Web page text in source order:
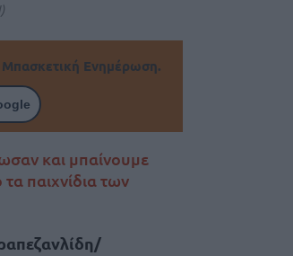
Ενημέρωση.
και μπαίνουμε
παιχνίδια των